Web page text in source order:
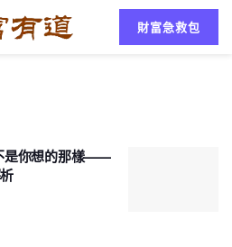
財富急救包
是你想的那樣——